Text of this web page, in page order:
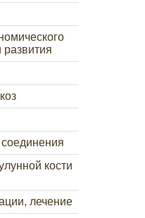
развития
кости
лечение